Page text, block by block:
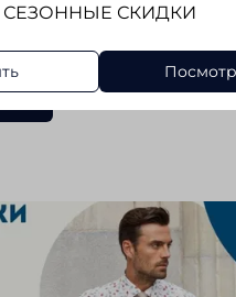
не оставлял
СЕЗОННЫЕ СКИДКИ